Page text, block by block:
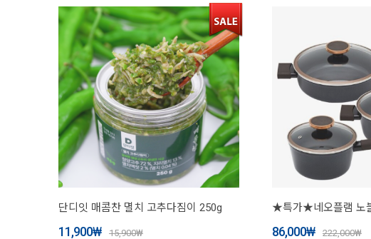
단디잇 매콤찬 멸치 고추다짐이 250g
11,900₩ 15,900₩ 86,000₩ 222,000₩